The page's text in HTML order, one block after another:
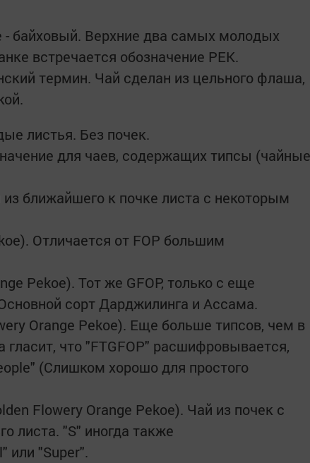
- байховый. Верхние два самых молодых
встречается обозначение PEK.
термин. Чай сделан из цельного флаша,
листья. Без почек.
для чаев, содержащих типсы (чайные
ближайшего к почке листа с некоторым
Отличается от FOP большим
Pekoe). Тот же GFOP, только с еще
сорт Дарджилинга и Ассама.
Orange Pekoe). Еще больше типсов, чем в
гласит, что "FTGFOP" расшифровывается,
(Слишком хорошо для простого
Flowery Orange Pekoe). Чай из почек с
листа. "S" иногда также
или "Super".